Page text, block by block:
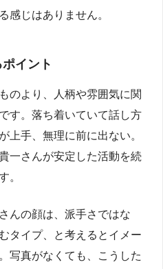
感じはありません。
イント
のより、人柄や雰囲気に関
す。落ち着いていて話し方
上手、無理に前に出ない。
一さんが安定した活動を続
。
んの顔は、派手さではな
タイプ、と考えるとイメー
写真がなくても、こうした